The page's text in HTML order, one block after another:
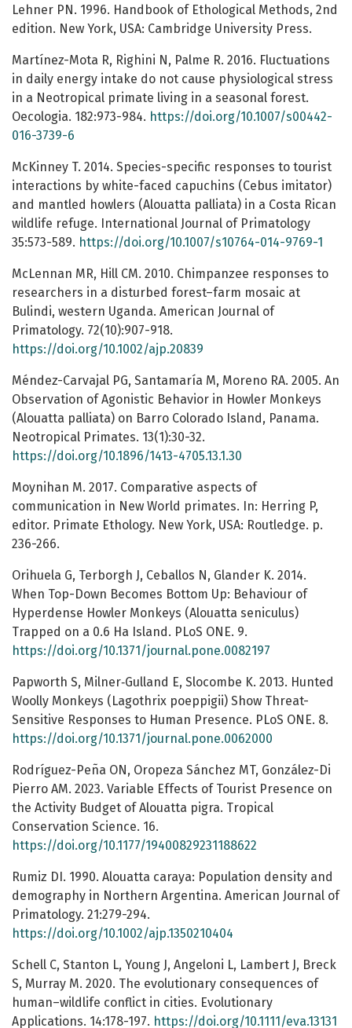
Lehner PN. 1996. Handbook of Ethological Methods, 2nd
edition. New York, USA: Cambridge University Press.
Martínez-Mota R, Righini N, Palme R. 2016. Fluctuations
in daily energy intake do not cause physiological stress
in a Neotropical primate living in a seasonal forest.
Oecologia. 182:973-984. https://doi.org/10.1007/s00442-
016-3739-6
McKinney T. 2014. Species-specific responses to tourist
interactions by white-faced capuchins (Cebus imitator)
and mantled howlers (Alouatta palliata) in a Costa Rican
wildlife refuge. International Journal of Primatology
35:573-589. https://doi.org/10.1007/s10764-014-9769-1
McLennan MR, Hill CM. 2010. Chimpanzee responses to
researchers in a disturbed forest–farm mosaic at
Bulindi, western Uganda. American Journal of
Primatology. 72(10):907-918.
https://doi.org/10.1002/ajp.20839
Méndez-Carvajal PG, Santamaría M, Moreno RA. 2005. An
Observation of Agonistic Behavior in Howler Monkeys
(Alouatta palliata) on Barro Colorado Island, Panama.
Neotropical Primates. 13(1):30-32.
https://doi.org/10.1896/1413-4705.13.1.30
Moynihan M. 2017. Comparative aspects of
communication in New World primates. In: Herring P,
editor. Primate Ethology. New York, USA: Routledge. p.
236-266.
Orihuela G, Terborgh J, Ceballos N, Glander K. 2014.
When Top-Down Becomes Bottom Up: Behaviour of
Hyperdense Howler Monkeys (Alouatta seniculus)
Trapped on a 0.6 Ha Island. PLoS ONE. 9.
https://doi.org/10.1371/journal.pone.0082197
Papworth S, Milner‐Gulland E, Slocombe K. 2013. Hunted
Woolly Monkeys (Lagothrix poeppigii) Show Threat-
Sensitive Responses to Human Presence. PLoS ONE. 8.
https://doi.org/10.1371/journal.pone.0062000
Rodríguez-Peña ON, Oropeza Sánchez MT, González-Di
Pierro AM. 2023. Variable Effects of Tourist Presence on
the Activity Budget of Alouatta pigra. Tropical
Conservation Science. 16.
https://doi.org/10.1177/19400829231188622
Rumiz DI. 1990. Alouatta caraya: Population density and
demography in Northern Argentina. American Journal of
Primatology. 21:279-294.
https://doi.org/10.1002/ajp.1350210404
Schell C, Stanton L, Young J, Angeloni L, Lambert J, Breck
S, Murray M. 2020. The evolutionary consequences of
human–wildlife conflict in cities. Evolutionary
Applications. 14:178-197. https://doi.org/10.1111/eva.13131